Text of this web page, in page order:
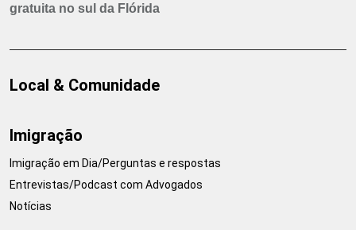
gratuita no sul da Flórida
Local & Comunidade
Imigração
Imigração em Dia/Perguntas e respostas
Entrevistas/Podcast com Advogados
Notícias